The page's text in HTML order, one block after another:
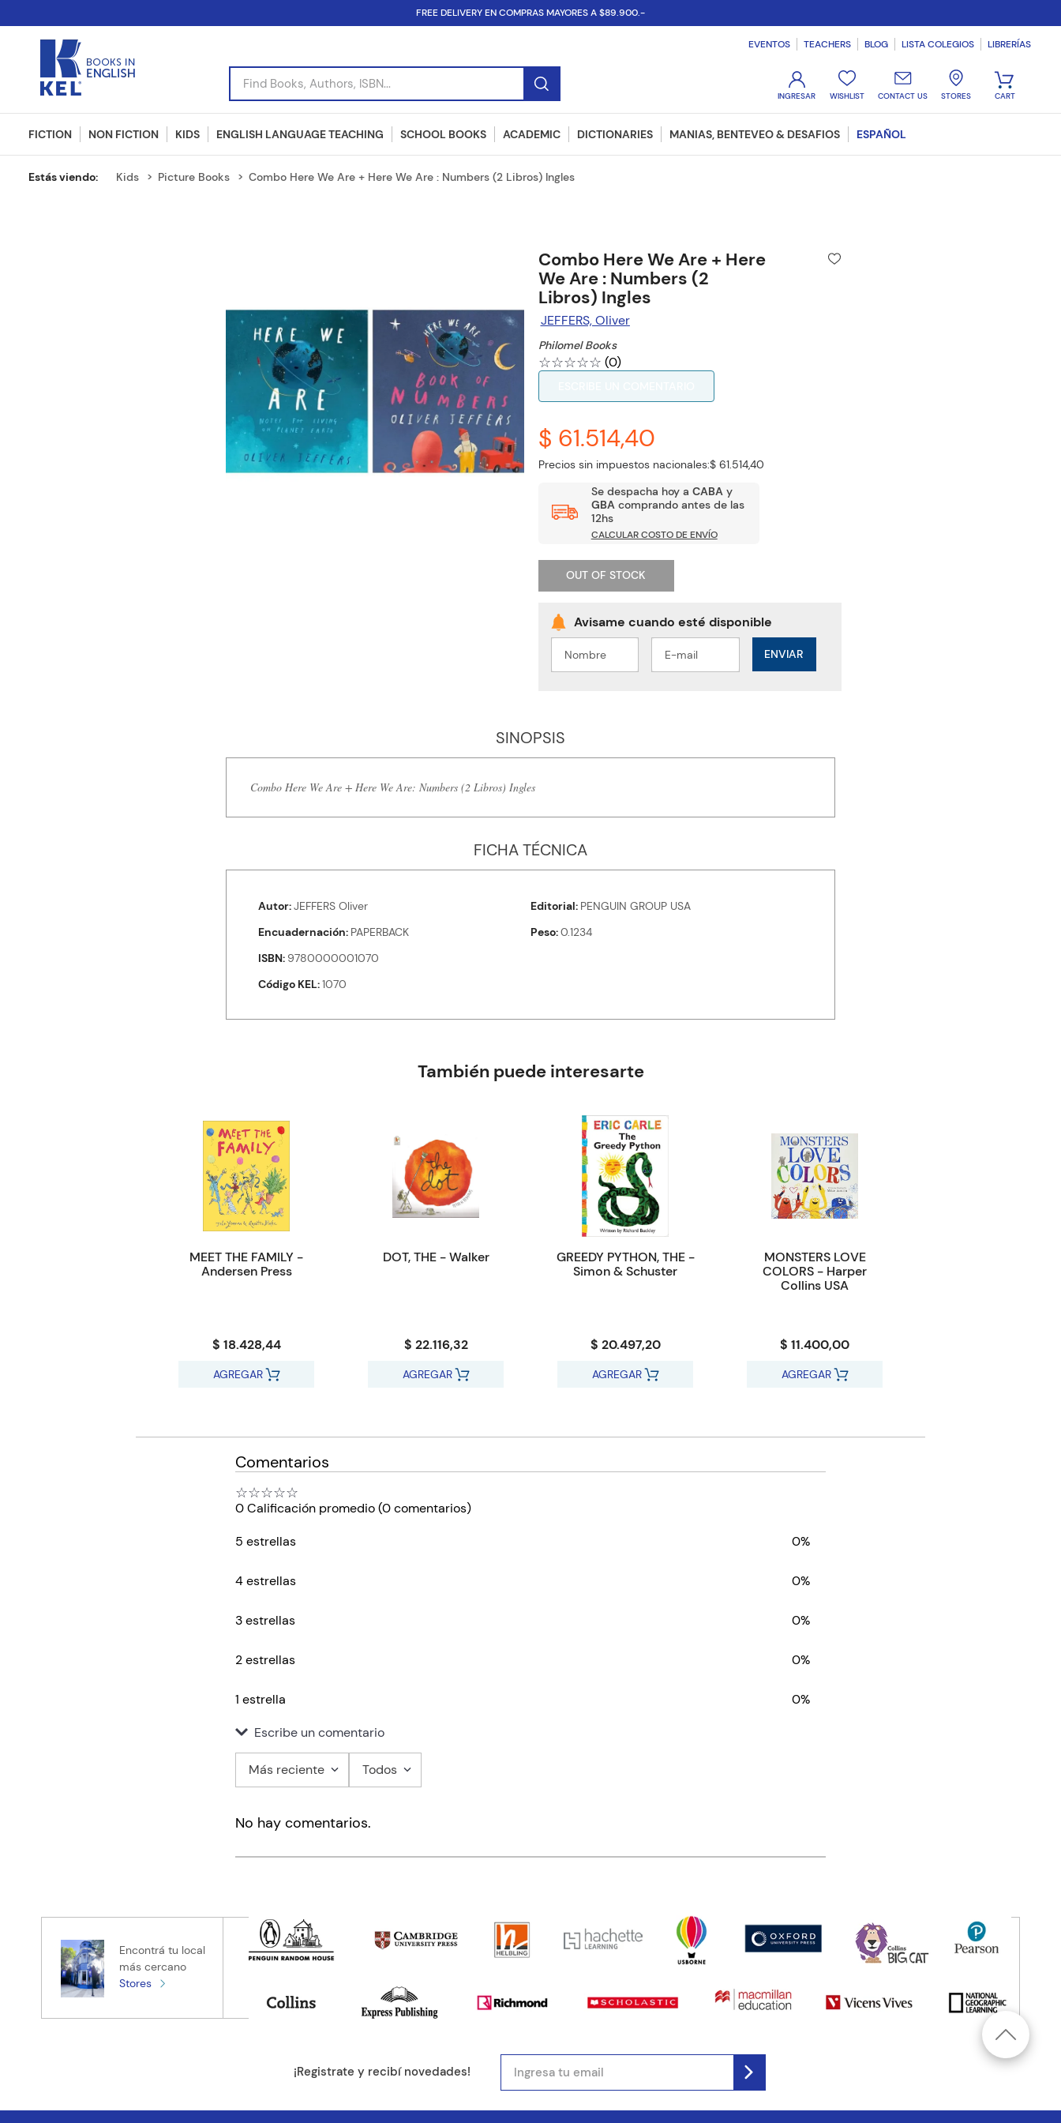
FREE DELIVERY EN COMPRAS MAYORES A $89.900.-
Find Books, Authors, ISBN...
EVENTOS TEACHERS BLOG LISTA COLEGIOS LIBRERÍAS
WISHLIST CONTACT US STORES
FICTION NON FICTION KIDS ENGLISH LANGUAGE TEACHING SCHOOL BOOKS ACADEMIC DICTIONARIES MANIAS, BENTEVEO & DESAFIOS ESPAÑOL
Kids Picture Books Combo Here We Are + Here We Are : Numbers (2 Libros) Ingles
Combo Here We Are + Here
We Are : Numbers (2
Libros) Ingles
JEFFERS, Oliver
Philomel Books
☆☆☆☆☆ (0)
$ 61.514,40
Precios sin impuestos nacionales:$ 61.514,40
Se despacha hoy a CABAy
GBAcomprando antes de las
12hs
CALCULAR COSTO DE ENVÍO
OUT OF STOCK
ENVIAR
SINOPSIS
Combo Here We Are + Here We Are: Numbers (2 Libros) Ingles
FICHA TÉCNICA
Autor JEFFERS Oliver Editorial PENGUIN GROUP USA
Encuadernación PAPERBACK Peso 0.1234
ISBN 9780000001070
Código KEL 1070
También puede interesarte
MEET THE FAMILY -
Andersen Press
$ 18.428,44
AGREGAR
DOT, THE - Walker
$ 22.116,32
AGREGAR
GREEDY PYTHON, THE -
Simon & Schuster
$ 20.497,20
AGREGAR
MONSTERS LOVE
COLORS - Harper
Collins USA
$ 11.400,00
AGREGAR
Comentarios
☆☆☆☆☆
0 Calificación promedio(0 comentarios)
5 estrellas
0%
4 estrellas 0%
3 estrellas 0%
2 estrellas 0%
1 estrella
0%
Escribe un comentario
Título
Tu nombre
Tu ubicación
Más reciente Todos
No hay comentarios.
Encontrá tu local
más cercano
Stores
¡Registrate y recibí novedades!